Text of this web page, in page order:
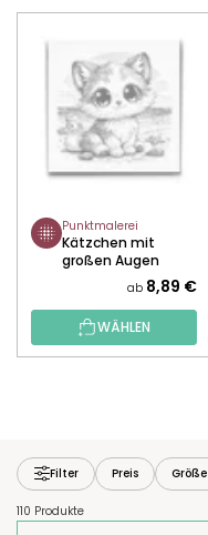
Punktmalerei
Kätzchen mit
großen Augen
ab 8,89 €
WÄHLEN
Filter Preis Größe
110 Produkte